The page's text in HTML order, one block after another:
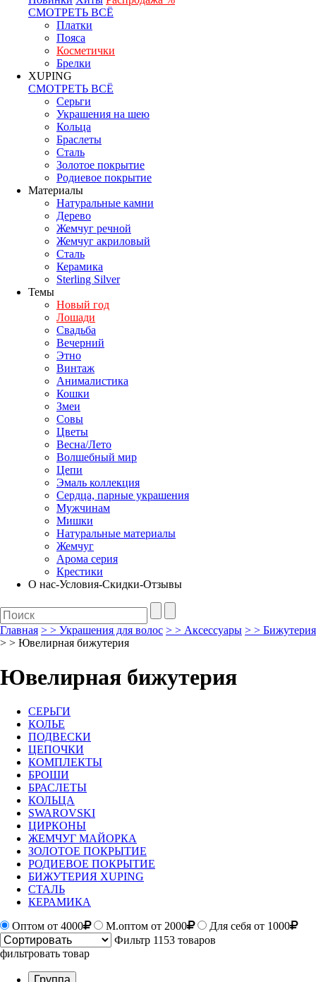
СМОТРЕТЬ ВСЁ
Платки
Пояса
Косметички
Брелки
XUPING
СМОТРЕТЬ ВСЁ
Серьги
Украшения на шею
Кольца
Браслеты
Сталь
Золотое покрытие
Родиевое покрытие
Материалы
Натуральные камни
Дерево
Жемчуг речной
Жемчуг акриловый
Сталь
Керамика
Sterling Silver
Темы
Новый год
Лошади
Свадьба
Вечерний
Этно
Винтаж
Анималистика
Кошки
Змеи
Совы
Цветы
Весна/Лето
Волшебный мир
Цепи
Эмаль коллекция
Сердца, парные украшения
Мужчинам
Мишки
Натуральные материалы
Жемчуг
Арома серия
Крестики
О нас-Условия-Скидки-Отзывы
Главная > > Украшения для волос > > Аксессуары > > Бижутерия
> > Ювелирная бижутерия
Ювелирная бижутерия
СЕРЬГИ
КОЛЬЕ
ПОДВЕСКИ
ЦЕПОЧКИ
КОМПЛЕКТЫ
БРОШИ
БРАСЛЕТЫ
КОЛЬЦА
SWAROVSKI
ЦИРКОНЫ
ЖЕМЧУГ МАЙОРКА
ЗОЛОТОЕ ПОКРЫТИЕ
РОДИЕВОЕ ПОКРЫТИЕ
БИЖУТЕРИЯ XUPING
СТАЛЬ
КЕРАМИКА
Оптом от 4000 М.оптом от 2000
Для себя от 1000
Фильтр 1153 товаров
фильтровать товар
Группа